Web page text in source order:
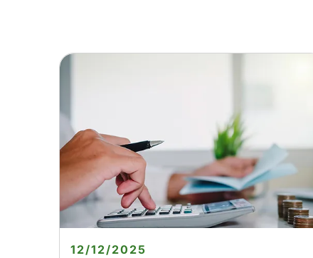
12/12/2025